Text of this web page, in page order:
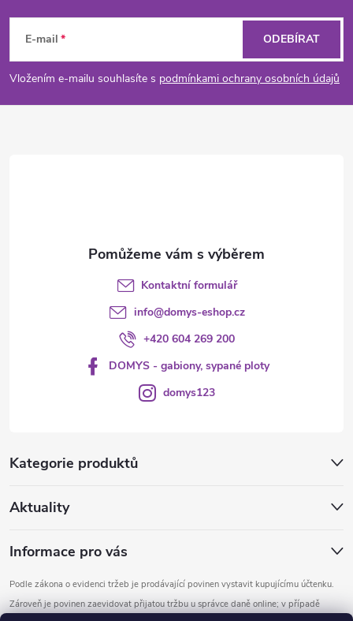
p
a
E-mail
Vložením e-mailu souhlasíte s podmínkami ochrany osobních údajů
ODEBÍRAT
Kategorie produktů
Aktuality
Informace pro vás
Podle zákona o evidenci tržeb je prodávající povinen vystavit kupujícímu účtenku.
Zároveň je povinen zaevidovat přijatou tržbu u správce daně online; v případě
Kontaktní formulář
info@domys-eshop.cz
+420 604 269 200
DOMYS - gabiony, sypané ploty
domys123